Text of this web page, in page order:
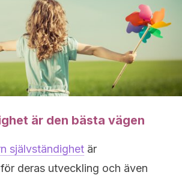
är den bästa vägen
självständighet är
deras utveckling och även